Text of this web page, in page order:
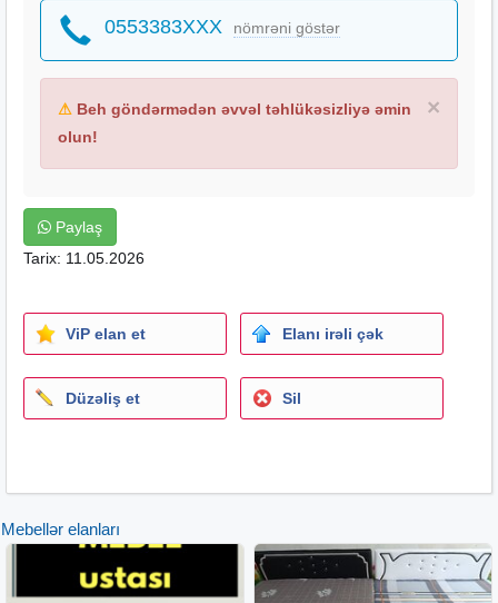
-Listlərin Kəsim və bükümü;
-Qeyri-adi sənaye tipli avadanlıqların istehsalı;
-Kommersiya tipli avadanlıqlar;
-Manqal;
-Yuma dəzgahları;
-Soyuducular və Soyutma sistemləri;
-Vitrinlər;
-Rəflər (Paslanmaz, Stellaj, Divar rəfləri);
-Gigiyena və Təmizlik avadanlıqları;
-Dönər və Tantuni aparatları;
-Dezinfektorlar və Zibil qabları;
Daha çox məlumat üçün əlaqə nömrələrimizə zəng edə
0553383XXX nömrəni göstər
×
⚠ Beh göndərmədən əvvəl təhlükəsizliyə əmin
olun!
Paylaş
Tarix: 11.05.2026
ViP elan et Elanı irəli çək
Düzəliş et Sil
Mebellər elanları